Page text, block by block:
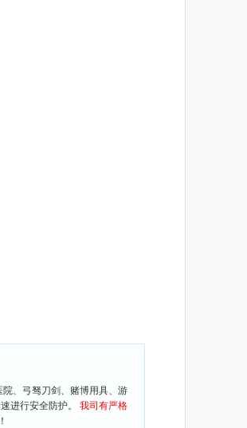
、弓驽刀剑、赌博用具、游
进行安全防护。 我司有严格